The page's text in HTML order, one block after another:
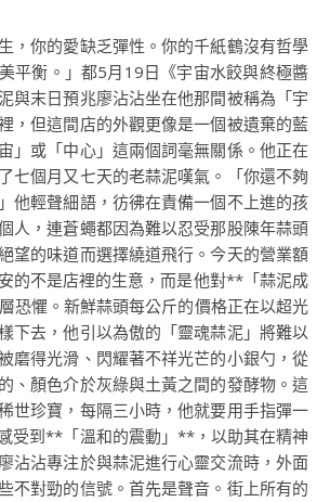
，你的愛缺乏彈性。你的千紙鶴沒有哲學
平衡。」都5月19日《宇宙水餃與終極醬
與末日預兆廖沾沾坐在他那間被稱為「宇
，但這間店的外觀更像是一個被遺棄的藍
」或「中心」這兩個詞毫無關係。他正在
七個月又七天的老蒜泥嘆氣。「你還不夠
他輕聲細語，彷彿在責備一個不上進的孩
人，連蒼蠅都因為難以忍受那股陳年蒜頭
望的味道而選擇繞道飛行。今天的營業額
的不是店裡的生意，而是他對**「蒜泥成
恐懼。新鮮蒜頭每公斤的價格正在以超光
下去，他引以為傲的「靈魂蒜泥」將難以
磨得光滑、閃耀著不祥光芒的小銀勺，從
、顏色介於灰綠與土黃之間的發酵物。這
世珍寶，每隔三小時，他就要用手指彈一
受到**「溫和的震動」**，以助其在精神
沾沾專注於與蒜泥進行心靈交流時，外面
不對勁的信號。首先是聲音。街上所有的